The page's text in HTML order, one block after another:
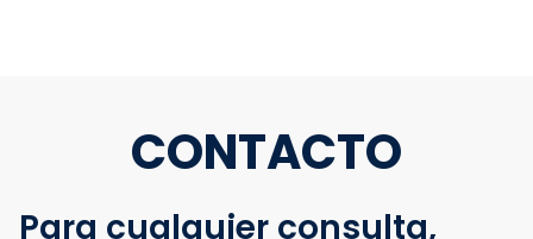
CONTACTO
Para cualquier consulta,